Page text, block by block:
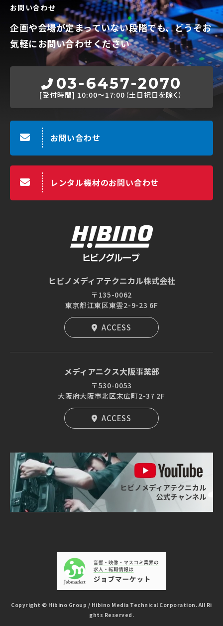
お問い合わせ
企画や会場が定まっていない段階でも、どうぞお
気軽にお問い合わせください
03-6457-2070
[受付時間] 10:00～17:00（土日祝日を除く）
お問い合わせ
レンタル機材のお問い合わせ
ヒビノメディアテクニカル株式会社
〒135-0062
東京都江東区東雲2-9-23 6F
ACCESS
メディアニクス大阪事業部
〒530-0053
大阪府大阪市北区末広町2-37 2F
ACCESS
Copyright © Hibino Group / Hibino Media Technical Corporation. All Ri
ghts Reserved.